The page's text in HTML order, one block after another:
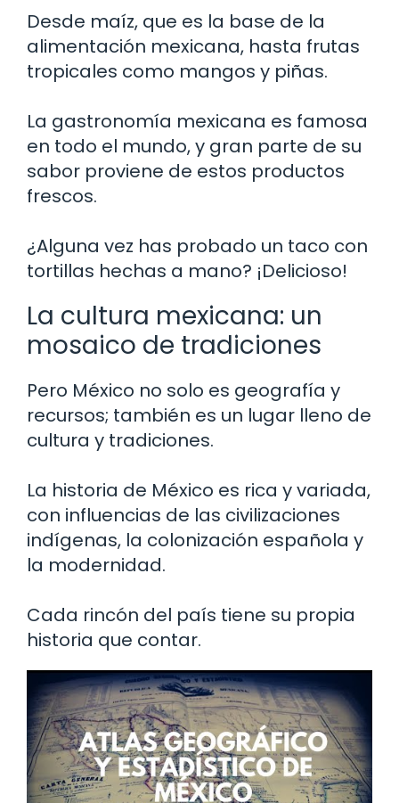
Desde maíz, que es la base de la
alimentación mexicana, hasta frutas
tropicales como mangos y piñas.
La gastronomía mexicana es famosa
en todo el mundo, y gran parte de su
sabor proviene de estos productos
frescos.
¿Alguna vez has probado un taco con
tortillas hechas a mano? ¡Delicioso!
La cultura mexicana: un
mosaico de tradiciones
Pero México no solo es geografía y
recursos; también es un lugar lleno de
cultura y tradiciones.
La historia de México es rica y variada,
con influencias de las civilizaciones
indígenas, la colonización española y
la modernidad.
Cada rincón del país tiene su propia
historia que contar.